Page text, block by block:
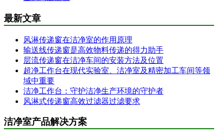
最新文章
风淋传递窗在洁净室的作用原理
输送线传递窗是高效物料传递的得力助手
层流传递窗在洁净车间的安装方法及位置
超净工作台在现代实验室、洁净室及精密加工车间等领
域中重要
洁净工作台：守护洁净生产环境的守护者
风淋式传递窗高效过滤器过滤要求
洁净室产品解决方案